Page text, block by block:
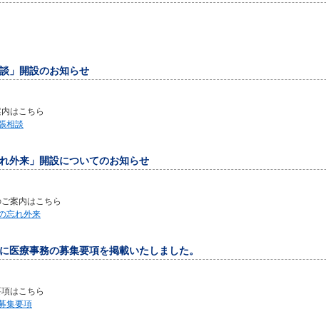
談」開設のお知らせ
はこちら
相談
れ外来」開設についてのお知らせ
案内はこちら
れ外来
医療事務の募集要項を掲載いたしました。
はこちら
集要項